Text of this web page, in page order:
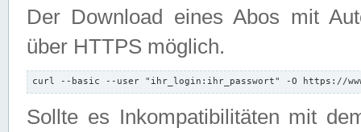
Der Download eines Abos mit
über HTTPS möglich.
curl --basic --user "ihr_login:ihr_passwort" -O https://
Sollte es Inkompatibilitäten mit